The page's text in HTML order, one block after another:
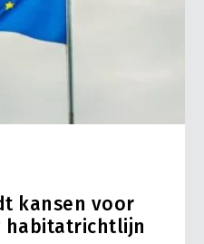
kansen voor
habitatrichtlijn